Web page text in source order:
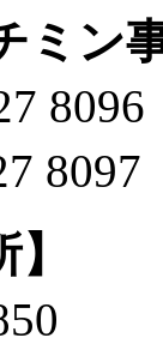
ミン
8096
8097